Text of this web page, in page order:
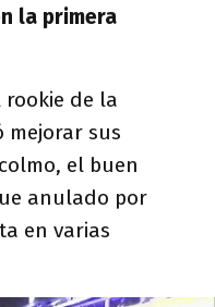
la primera
de la
mejorar sus
el buen
anulado por
en varias